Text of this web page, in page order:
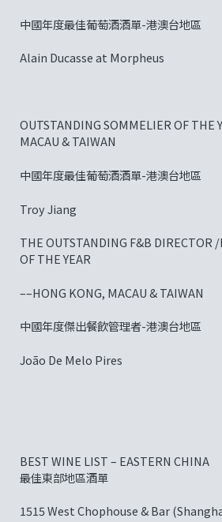
中國年度最佳葡萄酒酒單-港澳台地區
Alain Ducasse at Morpheus
OUTSTANDING SOMMELIER OF THE
MACAU & TAIWAN
中國年度最佳葡萄酒酒單-港澳台地區
Troy Jiang
THE OUTSTANDING F&B DIRECTOR
OF THE YEAR
––HONG KONG, MACAU & TAIWAN
中國年度傑出餐飲管理者-港澳台地區
João De Melo Pires
BEST WINE LIST – EASTERN CHINA
最佳東部地區酒單
1515 West Chophouse & Bar